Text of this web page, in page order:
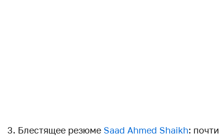
3. Блестящее резюме Saad Ahmed Shaikh: